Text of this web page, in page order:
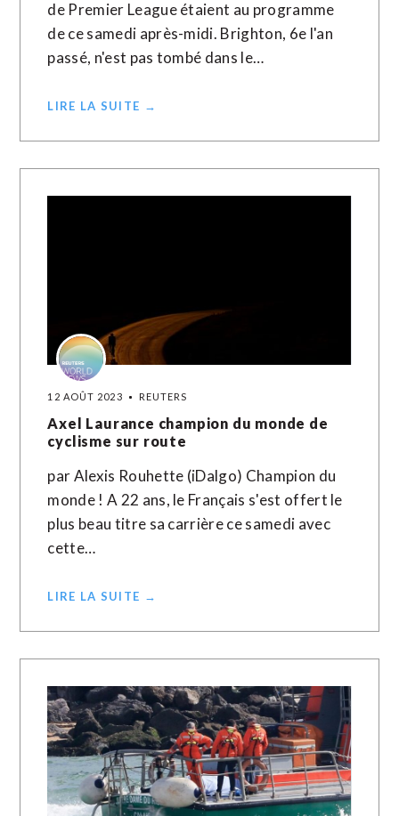
de Premier League étaient au programme
de ce samedi après-midi. Brighton, 6e l'an
passé, n'est pas tombé dans le…
LIRE LA SUITE →
12 AOÛT 2023 REUTERS
Axel Laurance champion du monde de
cyclisme sur route
par Alexis Rouhette (iDalgo) Champion du
monde ! A 22 ans, le Français s'est offert le
plus beau titre sa carrière ce samedi avec
cette…
LIRE LA SUITE →